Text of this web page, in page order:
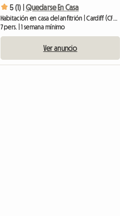
5 (1) | Quedarse En Casa
Habitación en casa del anfitrión | Cardiff (CF23 5LS)
7 pers. | 1 semana mínimo
Ver anuncio